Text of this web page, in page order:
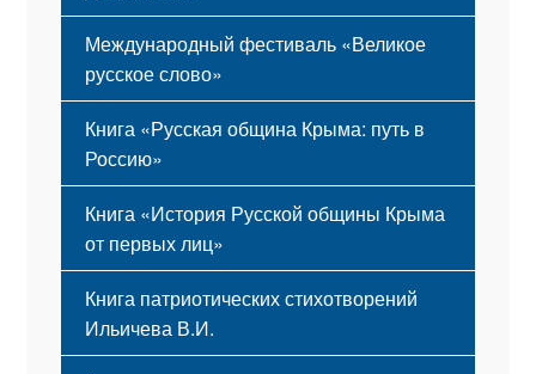
Международный фестиваль «Великое
русское слово»
Книга «Русская община Крыма: путь в
Россию»
Книга «История Русской общины Крыма
от первых лиц»
Книга патриотических стихотворений
Ильичева В.И.